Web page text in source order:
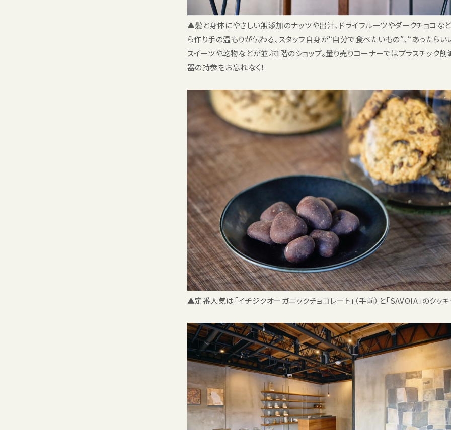
▲髪と身体にやさしい無添加のナッツや出汁、ドライフルーツやダークチョコな
ら作り手の温もりが伝わる、スタッフ自身が“自分で食べたいもの”、“あったらい
スイーツや乾物などが並ぶ1階のショップ。量り売りコーナーではプラスチック削
器の持参をお忘れなく！
▲定番人気は「イチジクオーガニックチョコレート」（手前）と「SAVOIA」のクッキ